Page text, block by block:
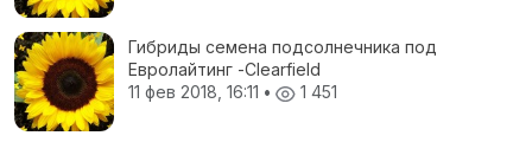
Гибриды семена подсолнечника под
Евролайтинг -Сlearfield
11 фев 2018, 16:11 • 1 451